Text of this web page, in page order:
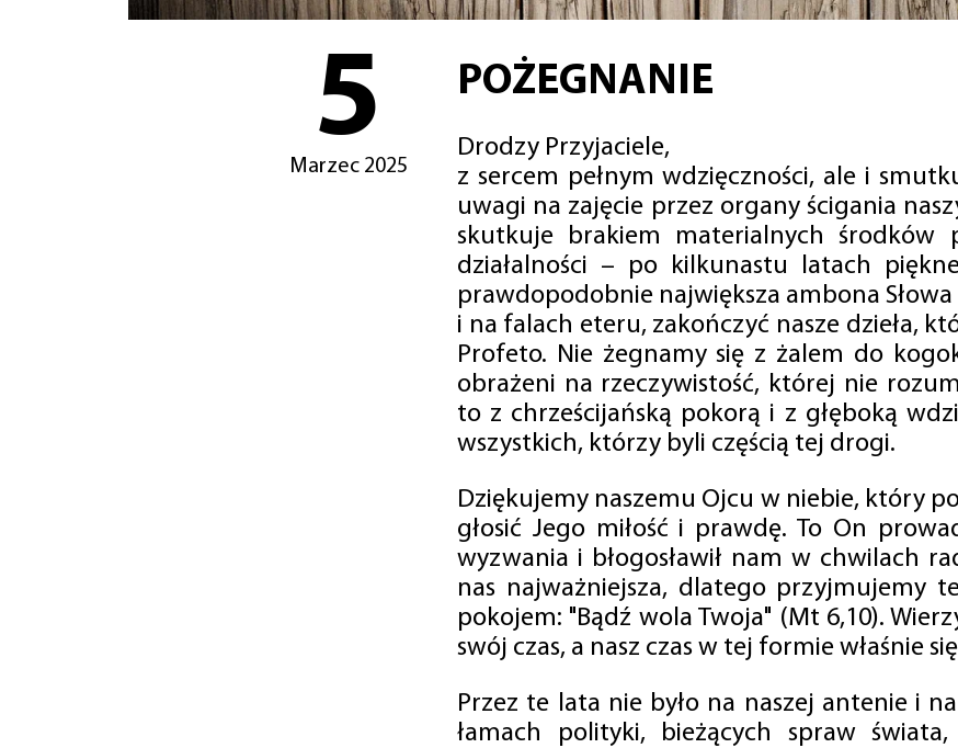
5
Marzec 2025
POŻEGNANIE
Drodzy Przyjaciele,
z sercem pełnym wdzięczności, ale i
uwagi na zajęcie przez organy ścigania
skutkuje brakiem materialnych środków
działalności – po kilkunastu latach
prawdopodobnie największa ambona
i na falach eteru, zakończyć nasze dzieła,
Profeto. Nie żegnamy się z żalem do
obrażeni na rzeczywistość, której nie
to z chrześcijańską pokorą i z głęboką
wszystkich, którzy byli częścią tej drogi.
Dziękujemy naszemu Ojcu w niebie, który
głosić Jego miłość i prawdę. To On
wyzwania i błogosławił nam w chwilach
nas najważniejsza, dlatego przyjmujemy
pokojem: "Bądź wola Twoja" (Mt 6,10).
swój czas, a nasz czas w tej formie właśnie
Przez te lata nie było na naszej antenie i
łamach polityki, bieżących spraw